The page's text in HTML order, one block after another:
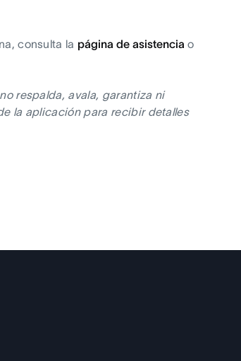
consulta la página de asistencia o
respalda, avala, garantiza ni
la aplicación para recibir detalles